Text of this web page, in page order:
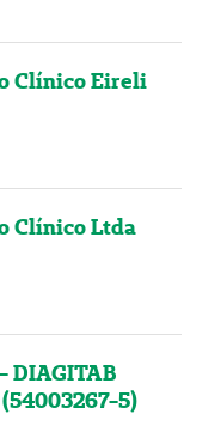
Clínico Eireli
Clínico Ltda
DIAGITAB
(54003267-5)